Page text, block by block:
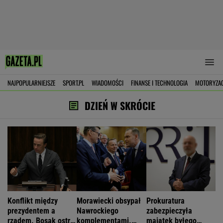
NAJPOPULARNIEJSZE SPORT.PL WIADOMOŚCI FINANSE I TECHNOLOGIA
DZIEŃ W SKRÓCIE
Konflikt między
prezydentem a
rządem. Bosak ostro
Morawiecki obsypał
Nawrockiego
komplementami.
Prokuratura
zabezpieczyła
majątek byłego